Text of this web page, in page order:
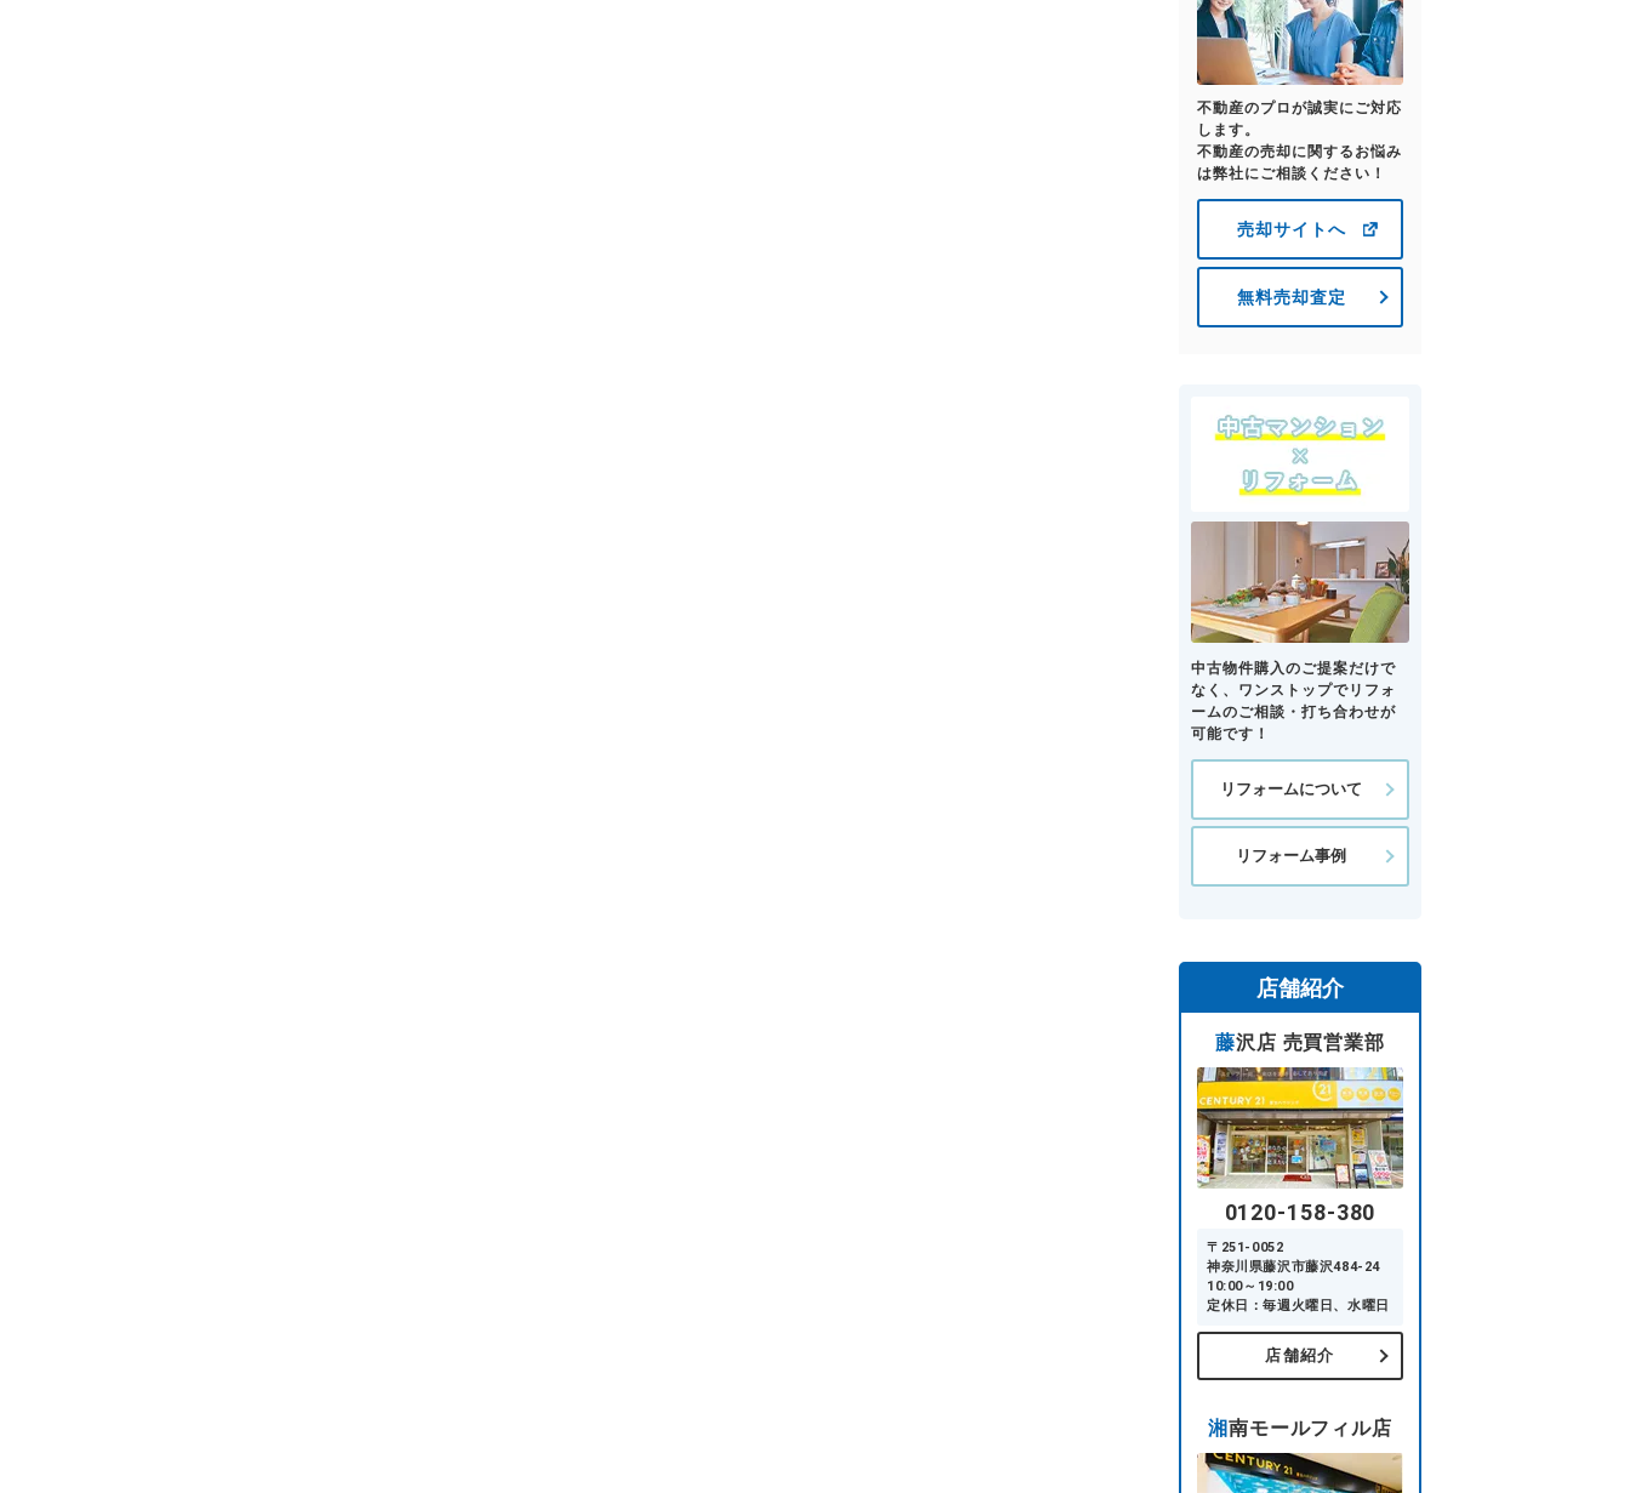
不動産のプロが誠実にご対応
します。
不動産の売却に関するお悩み
は弊社にご相談ください！
売却サイトへ
無料売却査定
中古物件購入のご提案だけで
なく、ワンストップでリフォ
ームのご相談・打ち合わせが
可能です！
リフォームについて
リフォーム事例
店舗紹介
藤沢店 売買営業部
0120-158-380
〒251-0052
神奈川県藤沢市藤沢484-24
10:00～19:00
定休日：毎週火曜日、水曜日
店舗紹介
湘南モールフィル店